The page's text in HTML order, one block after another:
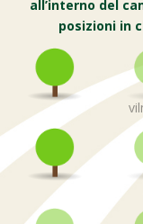
all’interno del
posizioni in